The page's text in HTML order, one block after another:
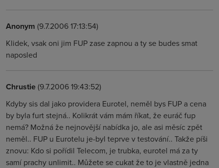
Anonym (9.7.2006 17:13:54)
Klidek, vsak oni jim FUP zase zapnou a ty se budes smat
naposled
Chrustie(9.7.2006 19:43:52)
Kdyby sis dal jako providera Eurotel, neměl bys FUP a cena
by byla furt stejná.. Kolikrát vám mám říkat, že euráč fup
nemá? Možná že nejnovější nabídka jo, ale asi měsíc zpět
neměl.. FUP u Eurotelu je-byl teprve v testování.. Takže píši
znovu: Kdo si pořídil Telecom, je trubka, eurotel má za ty
samí prachy unlimit.. Můžete se cukat že to je vlastně jedna